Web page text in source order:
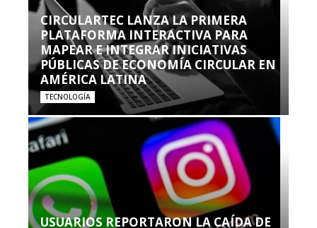
CIRCULARTEC LANZA LA PRIMERA
PLATAFORMA INTERACTIVA PARA
MAPEAR E INTEGRAR INICIATIVAS
PÚBLICAS DE ECONOMÍA CIRCULAR EN
AMÉRICA LATINA
TECNOLOGÍA
USUARIOS REPORTARON LA CAÍDA DE